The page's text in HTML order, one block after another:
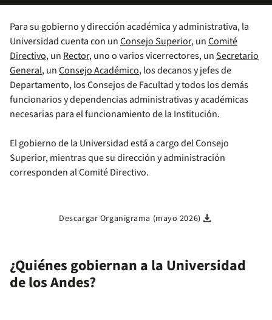
Para su gobierno y dirección académica y administrativa, la
Universidad cuenta con unConsejo Superior, unComité
Directivo, un Rector, uno o varios vicerrectores, unSecretario
General, unConsejo Académico, los decanos y jefes de
Departamento, los Consejos de Facultad y todos los demás
funcionarios y dependencias administrativas y académicas
necesarias para el funcionamiento de la Institución.
El gobierno de la Universidad está a cargo del Consejo
Superior, mientras que su dirección y administración
corresponden al Comité Directivo.
Descargar Organigrama (mayo 2026) download
¿Quiénes gobiernan a la Universidad
de los Andes?